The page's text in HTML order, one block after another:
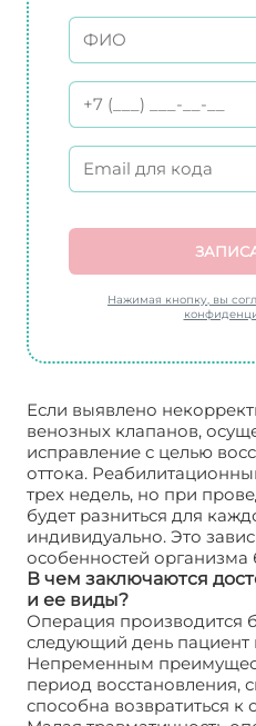
Нажимая кнопку, вы
Если выявлено
венозных клапанов,
исправление с целью
оттока.
трех недель, но при
будет разниться для
индивидуально. Это
особенностей организма
В чем заключаются
и ее виды?
Операция производится
следующий день пациент
Непременным
период восстановления,
способна возвратиться